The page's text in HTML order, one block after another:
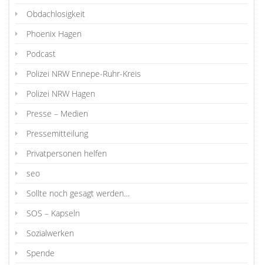
Obdachlosigkeit
Phoenix Hagen
Podcast
Polizei NRW Ennepe-Ruhr-Kreis
Polizei NRW Hagen
Presse – Medien
Pressemitteilung
Privatpersonen helfen
seo
Sollte noch gesagt werden…
SOS – Kapseln
Sozialwerken
Spende